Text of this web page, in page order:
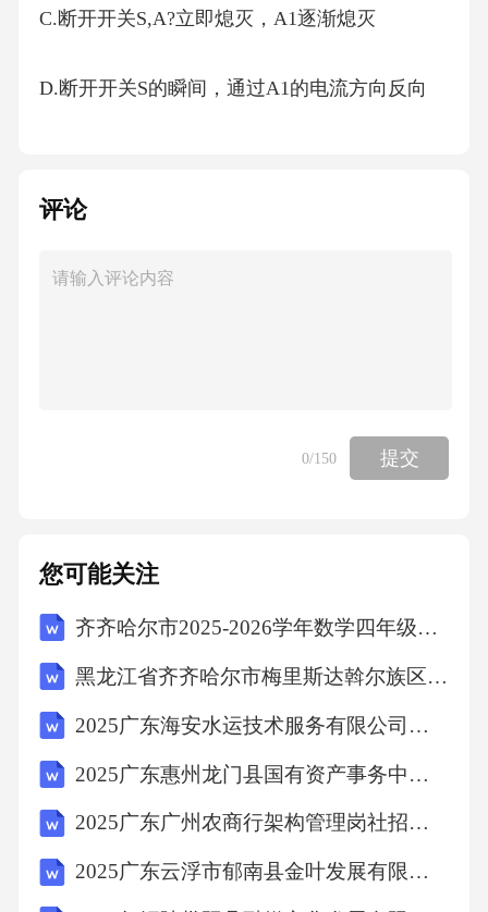
C.断开开关S,A?立即熄灭，A1逐渐熄灭
D.断开开关S的瞬间，通过A1的电流方向反向
电音装置，装置内部安装有线圈，弹性金属
线通有恒定电流（图中箭头所示），弹奏时金
大器
____z
A.金属线向右振动的过程中，线圈有扩张的趋
势
B.金属线向右振动的过程中，金属线所受安培
力向左
评论
0/150 提交
您可能关注
齐齐哈尔市2025-2026学年数学四年级第二学期期中考试试题（含答案）
黑龙江省齐齐哈尔市梅里斯达斡尔族区2025年四年级数学第二学期期中综合测试试题（含答案解析）
2025广东海安水运技术服务有限公司招聘11人笔试历年典型考点题库附带答案详解
2025广东惠州龙门县国有资产事务中心下辖县属企业招聘笔试笔试历年备考题库附带答案详解
2025广东广州农商行架构管理岗社招笔试历年典型考题及考点剖析附带答案详解
2025广东云浮市郁南县金叶发展有限责任公司招聘员工81人笔试历年典型考点题库附带答案详解